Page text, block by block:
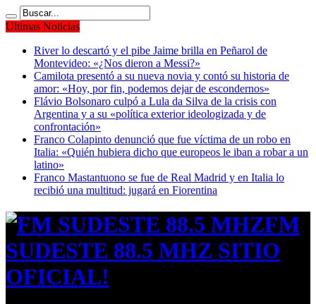
Ultimas Noticias
River lo descartó y el pibe Jaime brilla en Peñarol de
Montevideo: «¿Nos dieron a Messi?»
Camilota presentó a su nueva novia y contó su historia de
amor: «Hoy, por fin, podemos dejar de escondernos»
Flávio Bolsonaro culpó a Lula da Silva de la crisis con
Argentina y a su «política exterior ideologizada y de
confrontación»
Franco Colapinto denunció que fue víctima de un robo en
Italia: «Quién hubiera dicho que europeos le iban a robar a un
latino»
Franco Mastantuono se fue de Real Madrid y en Italia lo
recibió una multitud: jugará en Fiorentina
FM
SUDESTE 88.5 MHZ SITIO
OFICIAL!